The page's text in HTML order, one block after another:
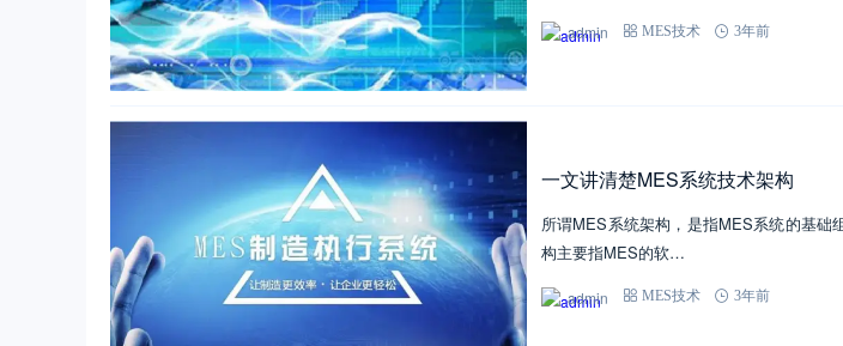
admin MES技术 3年前
一文讲清楚MES系统技术架构
所谓MES系统架构，是指MES系统的基础
构主要指MES的软…
admin MES技术 3年前